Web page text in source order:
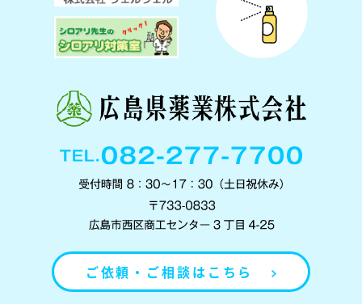
ご依頼・ご相談はこちら